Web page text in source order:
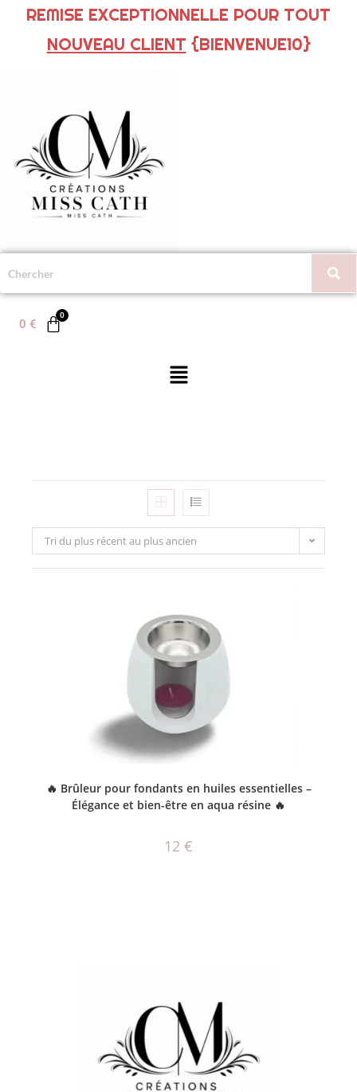
REMISE EXCEPTIONNELLE POUR TOUT
NOUVEAU CLIENT {BIENVENUE10}
0 €
Tri du plus récent au plus ancien
🔥 Brûleur pour fondants en huiles essentielles –
Élégance et bien-être en aqua résine 🔥
12 €